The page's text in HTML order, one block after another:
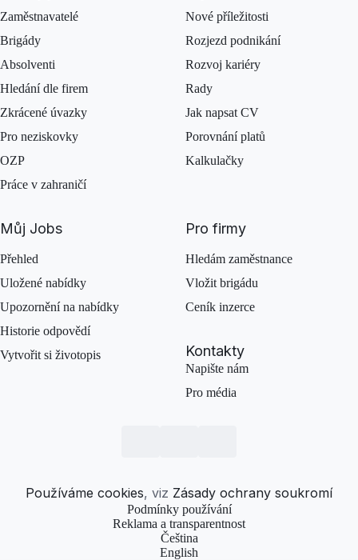
Zaměstnavatelé
Brigády
Absolventi
Hledání dle firem
Zkrácené úvazky
Pro neziskovky
OZP
Práce v zahraničí
Nové příležitosti
Rozjezd podnikání
Rozvoj kariéry
Rady
Jak napsat CV
Porovnání platů
Kalkulačky
Můj Jobs
Přehled
Uložené nabídky
Upozornění na nabídky
Historie odpovědí
Vytvořit si životopis
Pro firmy
Hledám zaměstnance
Vložit brigádu
Ceník inzerce
Kontakty
Napište nám
Pro média
Používáme cookies, viz Zásady ochrany soukromí
Podmínky používání
Reklama a transparentnost
Čeština
English